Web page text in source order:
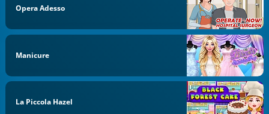
Opera Adesso
Manicure
La Piccola Hazel